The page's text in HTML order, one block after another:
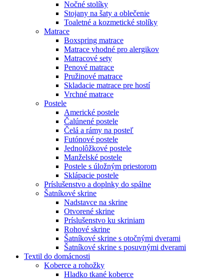
Nočné stolíky
Stojany na šaty a oblečenie
Toaletné a kozmetické stolíky
Matrace
Boxspring matrace
Matrace vhodné pro alergikov
Matracové sety
Penové matrace
Pružinové matrace
Skladacie matrace pre hostí
Vrchné matrace
Postele
Americké postele
Čalúnené postele
Čelá a rámy na posteľ
Futónové postele
Jednolôžkové postele
Manželské postele
Postele s úložným priestorom
Sklápacie postele
Príslušenstvo a doplnky do spálne
Šatníkové skrine
Nadstavce na skrine
Otvorené skrine
Príslušenstvo ku skriniam
Rohové skrine
Šatníkové skrine s otočnými dverami
Šatníkové skrine s posuvnými dverami
Textil do domácnosti
Koberce a rohožky
Hladko tkané koberce